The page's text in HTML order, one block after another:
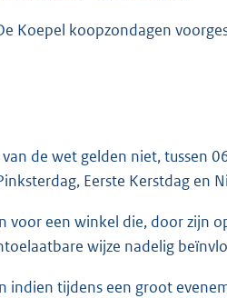
Koepel koopzondagen
de wet gelden niet, tussen
Eerste Kerstdag en
voor een winkel die, door zijn
wijze nadelig
indien tijdens een groot